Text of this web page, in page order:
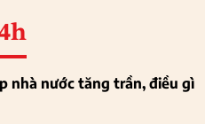
nhà nước tăng trần, điều gì